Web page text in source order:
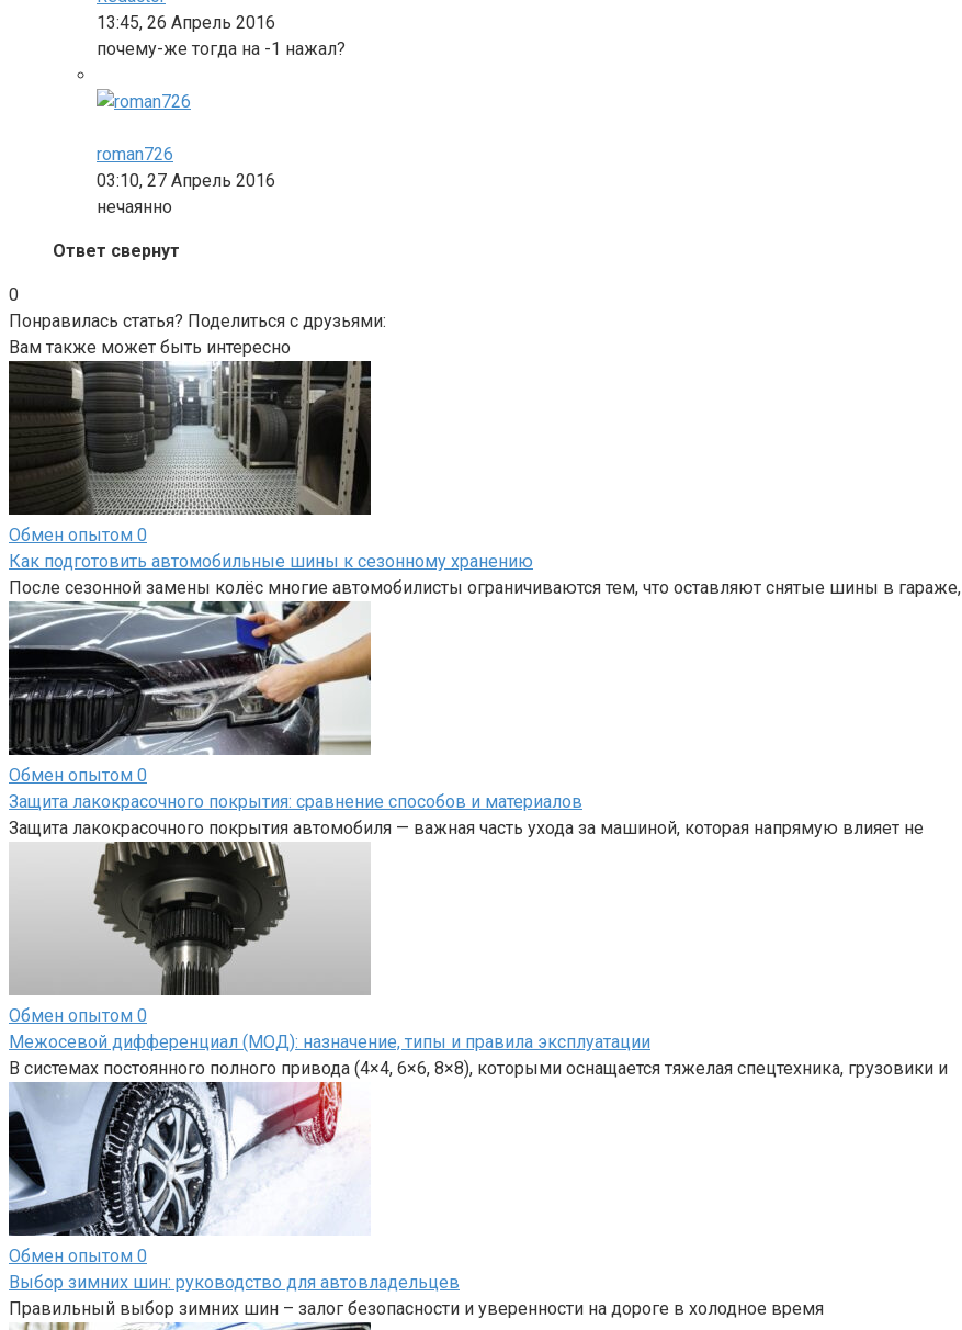
13:45, 26 Апрель 2016
почему-же тогда на -1 нажал?
roman726
03:10, 27 Апрель 2016
нечаянно
Ответ свернут
0
Понравилась статья? Поделиться с друзьями:
Вам также может быть интересно
Обмен опытом 0
Как подготовить автомобильные шины к сезонному хранению
После сезонной замены колёс многие автомобилисты ограничиваются тем, что оставляют снятые шины в гараже,
Обмен опытом 0
Защита лакокрасочного покрытия: сравнение способов и материалов
Защита лакокрасочного покрытия автомобиля — важная часть ухода за машиной, которая напрямую влияет не
Обмен опытом 0
Межосевой дифференциал (МОД): назначение, типы и правила эксплуатации
В системах постоянного полного привода (4×4, 6×6, 8×8), которыми оснащается тяжелая спецтехника, грузовики и
Обмен опытом 0
Выбор зимних шин: руководство для автовладельцев
Правильный выбор зимних шин – залог безопасности и уверенности на дороге в холодное время